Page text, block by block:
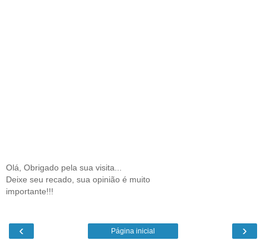
Olá, Obrigado pela sua visita...
Deixe seu recado, sua opinião é muito
importante!!!
‹ ›
Página inicial